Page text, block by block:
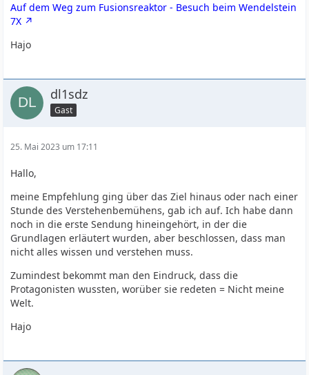
Auf dem Weg zum Fusionsreaktor - Besuch beim Wendelstein
7X
Hajo
dl1sdz
Gast
25. Mai 2023 um 17:11
Hallo,
meine Empfehlung ging über das Ziel hinaus oder nach einer
Stunde des Verstehenbemühens, gab ich auf. Ich habe dann
noch in die erste Sendung hineingehört, in der die
Grundlagen erläutert wurden, aber beschlossen, dass man
nicht alles wissen und verstehen muss.
Zumindest bekommt man den Eindruck, dass die
Protagonisten wussten, worüber sie redeten = Nicht meine
Welt.
Hajo